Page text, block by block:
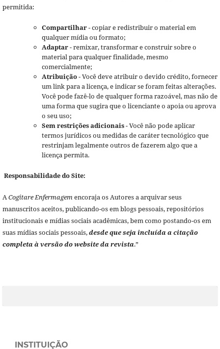
permitida:
Compartilhar- copiar e redistribuir o material em
qualquer mídia ou formato;
Adaptar- remixar, transformar e construir sobre o
material para qualquer finalidade, mesmo
comercialmente;
Atribuição- Você deve atribuir o devido crédito, fornecer
um link para a licença, e indicar se foram feitas alterações.
Você pode fazê-lo de qualquer forma razoável, mas não de
uma forma que sugira que o licenciante o apoia ou aprova
o seu uso;
Sem restrições adicionais- Você não pode aplicar
termos jurídicos ou medidas de caráter tecnológico que
restrinjam legalmente outros de fazerem algo que a
licença permita.
Responsabilidade do Site:
ACogitare Enfermagemencoraja os Autores a arquivar seus
manuscritos aceitos, publicando-os em blogs pessoais, repositórios
institucionais e mídias sociais acadêmicas, bem como postando-os em
suas mídias sociais pessoais,desde que seja incluída a citação
completa à versão do website da revista.”
INSTITUIÇÃO